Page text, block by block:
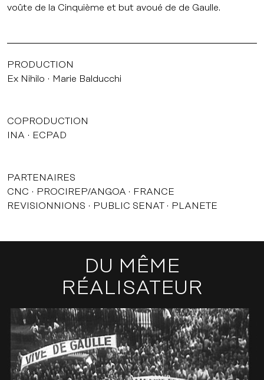
voûte de la Cinquième et but avoué de de Gaulle.
PRODUCTION
Ex Nihilo
Marie Balducchi
COPRODUCTION
INA
ECPAD
PARTENAIRES
CNC
PROCIREP/ANGOA
FRANCE
REVISIONNIONS
PUBLIC SENAT PLANETE
DU MÊME
RÉALISATEUR